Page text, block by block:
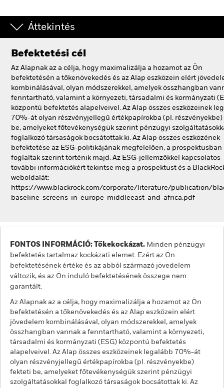
Áttekintés
Befektetési cél
Az Alapnak az a célja, hogy maximalizálja a hozamot az Ön
befektetésén a tőkenövekedés és az Alap eszközein elért
kombinálásával, olyan módszerekkel, amelyek összhangban
fenntartható, valamint a környezeti, társadalmi és kormányzati
központú befektetés alapelveivel. Az Alap összes eszközeinek
70%-át olyan részvényjellegű értékpapírokba (pl.
be, amelyeket főtevékenységük szerint pénzügyi
foglalkozó társaságok bocsátottak ki. Az Alap összes eszközének
befektetése az ESG-politikájának megfelelően, a prospektusban
foglaltak szerint történik majd. Az ESG-jellemzőkkel kapcsolatos
további információkért tekintse meg a prospektust és a
weboldalát:
https://www.blackrock.com/corporate/literature/publication/
baseline-screens-in-europe-middleeast-and-africa.pdf
FONTOS INFORMÁCIÓ: Tőkekockázat. Minden pénzügyi
befektetés tartalmaz kockázati elemet. Ezért az Ön
befektetésének értéke és az abból származó jövedelem
változik, és az Ön induló befektetésének összege nem
garantált.
Az Alapnak az a célja, hogy maximalizálja a hozamot az Ön
befektetésén a tőkenövekedés és az Alap eszközein elért
jövedelem kombinálásával, olyan módszerekkel, amelyek
összhangban vannak a fenntartható, valamint a környezeti,
társadalmi és kormányzati (ESG) központú befektetés
alapelveivel. Az Alap összes eszközeinek legalább 70%-át
olyan részvényjellegű értékpapírokba (pl. részvényekbe)
fekteti be, amelyeket főtevékenységük szerint pénzügyi
szolgáltatásokkal foglalkozó társaságok bocsátottak ki. Az